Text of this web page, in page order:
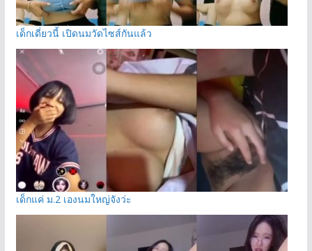
เด็กเดี่ยวนี้ เปิดนมวัดไซส์กันแล้ว
เด็กแค่ ม.2 เองนมใหญ่จังว่ะ